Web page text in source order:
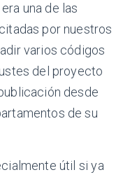
una de las
por nuestros
varios códigos
del proyecto
desde
de su
útil si ya